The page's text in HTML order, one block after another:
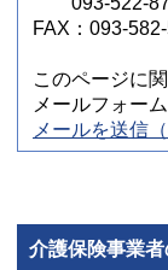
FAX：093-
このページに
メールフォー
メールを送信
介護保険事業